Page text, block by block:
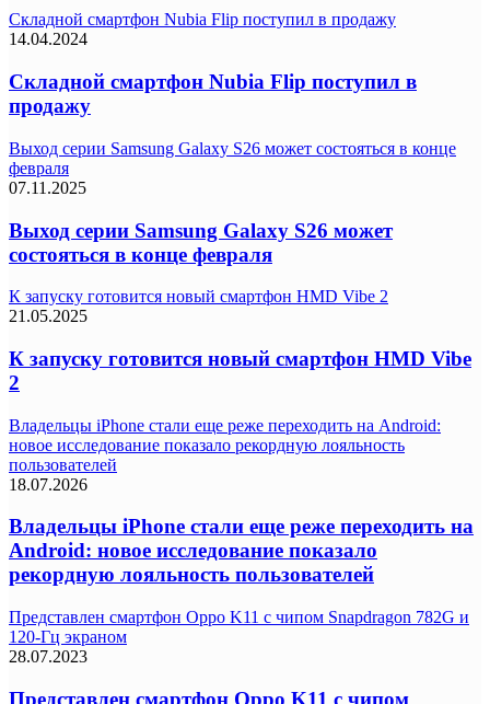
Складной смартфон Nubia Flip поступил в продажу
14.04.2024
Складной смартфон Nubia Flip поступил в
продажу
Выход серии Samsung Galaxy S26 может состояться в конце
февраля
07.11.2025
Выход серии Samsung Galaxy S26 может
состояться в конце февраля
К запуску готовится новый смартфон HMD Vibe 2
21.05.2025
К запуску готовится новый смартфон HMD Vibe
2
Владельцы iPhone стали еще реже переходить на Android:
новое исследование показало рекордную лояльность
пользователей
18.07.2026
Владельцы iPhone стали еще реже переходить на
Android: новое исследование показало
рекордную лояльность пользователей
Представлен смартфон Oppo K11 с чипом Snapdragon 782G и
120-Гц экраном
28.07.2023
Представлен смартфон Oppo K11 с чипом